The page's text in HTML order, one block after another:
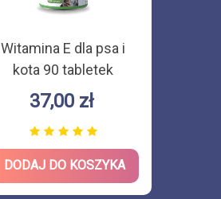
Witamina E dla psa i
kota 90 tabletek
37,00 zł
DODAJ DO KOSZYKA